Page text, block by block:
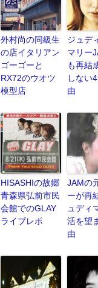
外村尚の同級生
の店イタリアン
ゴーゴーと
RX72のウオツ
模型店
ジュデ
マリー
も再結
しない
由
HISASHIの故郷
青森県弘前市民
会館でのGLAY
ライブレポ
JAMの
ーが再
ュディ
活を望
由